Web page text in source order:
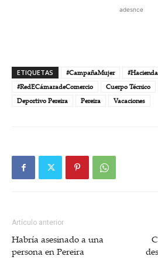
adesnce
ETIQUETAS #CampañaMujer
#RedECámaradeComercio
Cuerpo Técnico
Deportivo Pereira
Pereira Vacaciones
Artículo anterior
Habría asesinado a una
persona en Pereira